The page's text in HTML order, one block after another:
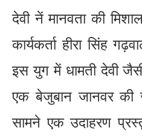
देवी नें मानवता की
कार्यकर्ता हीरा सिंह
इस युग में धामती देवी
एक बेजुबान जानवर की
सामने एक उदाहरण